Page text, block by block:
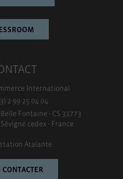
International
2 99 25 04 04
Fontaine - CS 31773
cedex - France
Atalante
CONTACTER